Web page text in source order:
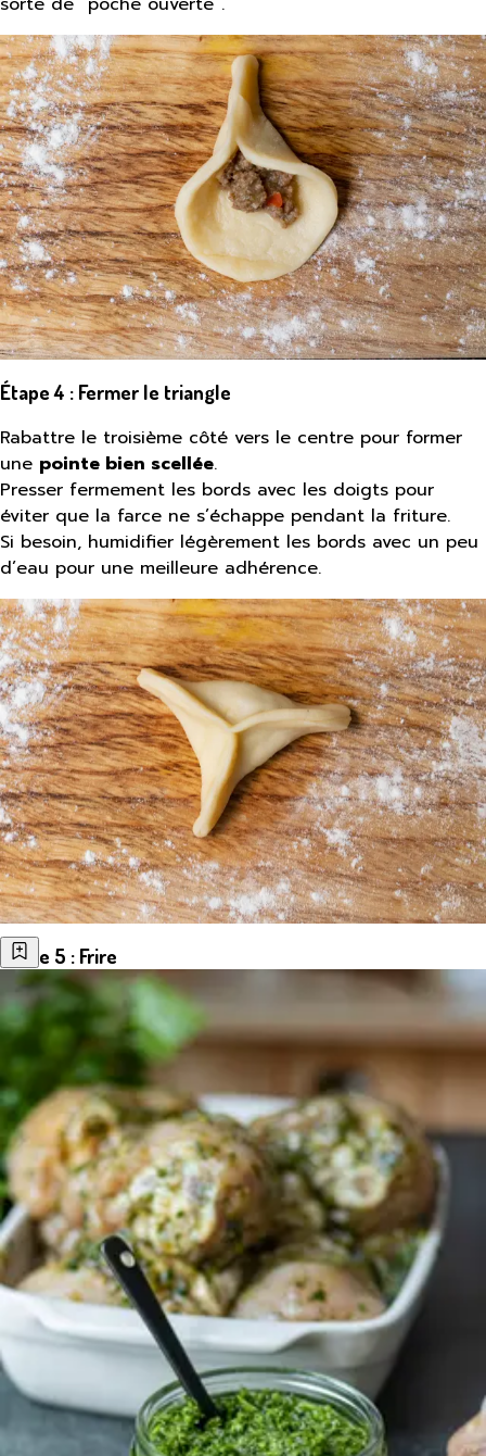
Étape 4 : Fermer le triangle
Rabattre le troisième côté vers le centre pour former
une pointe bien scellée.
Presser fermement les bords avec les doigts pour
éviter que la farce ne s’échappe pendant la friture.
Si besoin, humidifier légèrement les bords avec un peu
d’eau pour une meilleure adhérence.
Étape 5 : Frire
Plonger les fatayas dans l’huile chaude et les faire
dorer des deux côtés.
Ils doivent êtrebien croustillants à l’extérieuret
encore moelleux à l’intérieur.